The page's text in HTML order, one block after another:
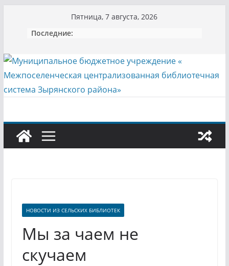
содержимому
Пятница, 7 августа, 2026
Последние:
НОВОСТИ ИЗ СЕЛЬСКИХ БИБЛИОТЕК
Мы за чаем не
скучаем